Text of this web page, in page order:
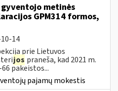
metinės
GPM314 formos,
14
prie Lietuvos
jos praneša, kad 2021 m.
pakeistos...
pajamų mokestis